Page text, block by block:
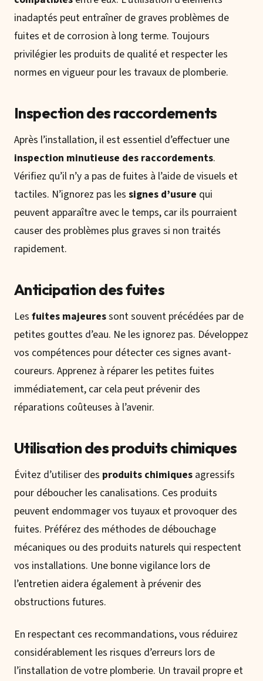
inadaptés peut entraîner de graves problèmes de
fuites et de corrosion à long terme. Toujours
privilégier les produits de qualité et respecter les
normes en vigueur pour les travaux de plomberie.
Inspection des raccordements
Après l’installation, il est essentiel d’effectuer une
inspection minutieuse des raccordements.
Vérifiez qu’il n’y a pas de fuites à l’aide de visuels et
tactiles. N’ignorez pas les signes d’usure qui
peuvent apparaître avec le temps, car ils pourraient
causer des problèmes plus graves si non traités
rapidement.
Anticipation des fuites
Les fuites majeuressont souvent précédées par de
petites gouttes d’eau. Ne les ignorez pas. Développez
vos compétences pour détecter ces signes avant-
coureurs. Apprenez à réparer les petites fuites
immédiatement, car cela peut prévenir des
réparations coûteuses à l’avenir.
Utilisation des produits chimiques
Évitez d’utiliser des produits chimiques agressifs
pour déboucher les canalisations. Ces produits
peuvent endommager vos tuyaux et provoquer des
fuites. Préférez des méthodes de débouchage
mécaniques ou des produits naturels qui respectent
vos installations. Une bonne vigilance lors de
l’entretien aidera également à prévenir des
obstructions futures.
En respectant ces recommandations, vous réduirez
considérablement les risques d’erreurs lors de
l’installation de votre plomberie. Un travail propre et